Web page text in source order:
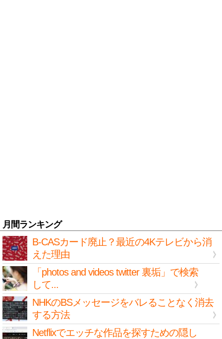
月間ランキング
B-CASカード廃止？最近の4Kテレビから消
えた理由
「photos and videos twitter 裏垢」で検索
して...
NHKのBSメッセージをバレることなく消去
する方法
Netflixでエッチな作品を探すための隠し